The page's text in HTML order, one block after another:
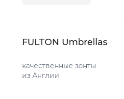
FULTON Umbrellas
качественные зонты
из Англии